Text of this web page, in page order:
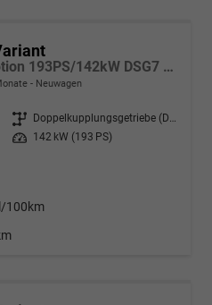
R-Line 2.0 TDI SCR 4Motion 193PS/142kW DSG7 2026
Neuwagen
Getriebe
Doppelkupplungsgetriebe (DSG)
Leistung 142 kW (193 PS)
100km